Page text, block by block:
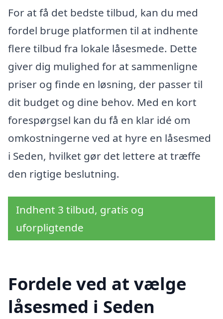
For at få det bedste tilbud, kan du med
fordel bruge platformen til at indhente
flere tilbud fra lokale låsesmede. Dette
giver dig mulighed for at sammenligne
priser og finde en løsning, der passer til
dit budget og dine behov. Med en kort
forespørgsel kan du få en klar idé om
omkostningerne ved at hyre en låsesmed
i Seden, hvilket gør det lettere at træffe
den rigtige beslutning.
Indhent 3 tilbud, gratis og
uforpligtende
Fordele ved at vælge
låsesmed i Seden